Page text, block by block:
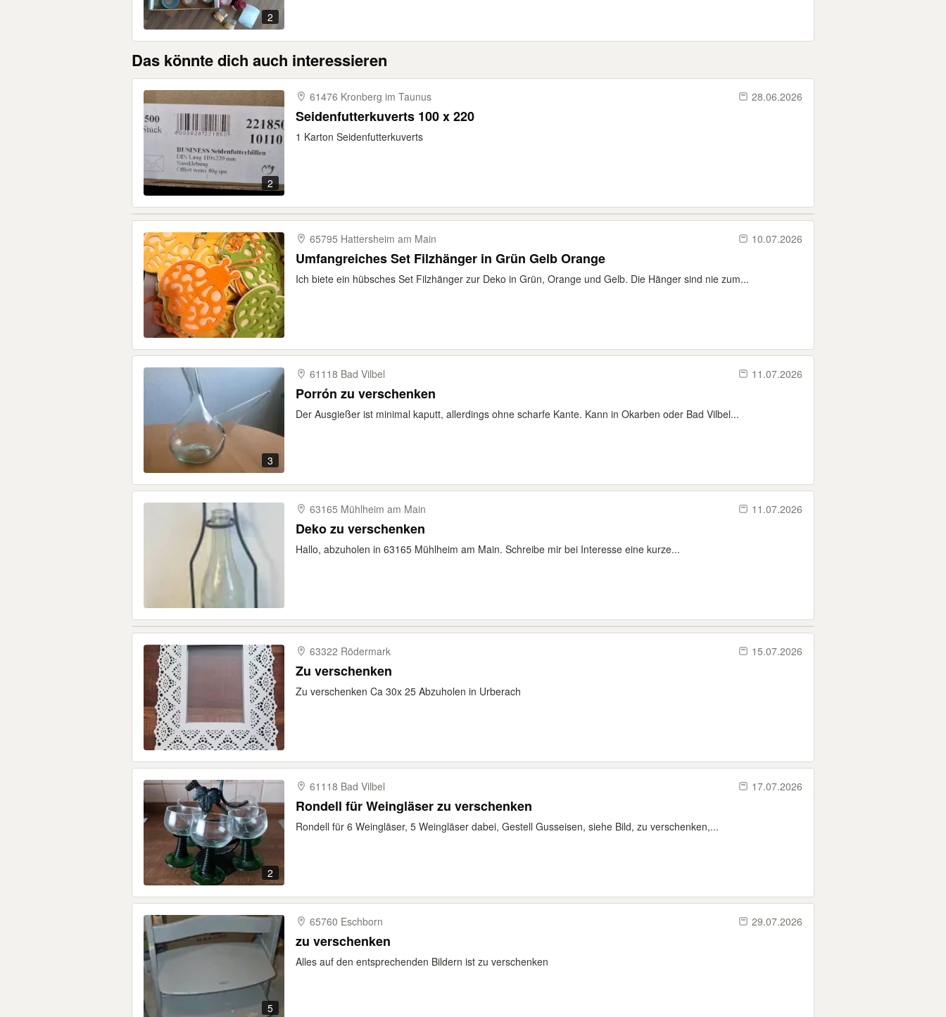
2
Das könnte dich auch interessieren
2
61476 Kronberg im Taunus 28.06.2026
Seidenfutterkuverts 100 x 220
1 Karton Seidenfutterkuverts
65795 Hattersheim am Main 10.07.2026
Umfangreiches Set Filzhänger in Grün Gelb Orange
Ich biete ein hübsches Set Filzhänger zur Deko in Grün, Orange und Gelb. Die Hänger sind nie zum...
3
61118 Bad Vilbel 11.07.2026
Porrón zu verschenken
Der Ausgießer ist minimal kaputt, allerdings ohne scharfe Kante. Kann in Okarben oder Bad Vilbel...
63165 Mühlheim am Main 11.07.2026
Deko zu verschenken
Hallo, abzuholen in 63165 Mühlheim am Main. Schreibe mir bei Interesse eine kurze...
63322 Rödermark 15.07.2026
Zu verschenken
Zu verschenken Ca 30x 25 Abzuholen in Urberach
2
61118 Bad Vilbel 17.07.2026
Rondell für Weingläser zu verschenken
Rondell für 6 Weingläser, 5 Weingläser dabei, Gestell Gusseisen, siehe Bild, zu verschenken,...
5
65760 Eschborn 29.07.2026
zu verschenken
Alles auf den entsprechenden Bildern ist zu verschenken